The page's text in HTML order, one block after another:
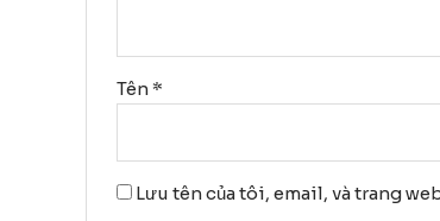
Tên *
Lưu tên của tôi, email, và trang